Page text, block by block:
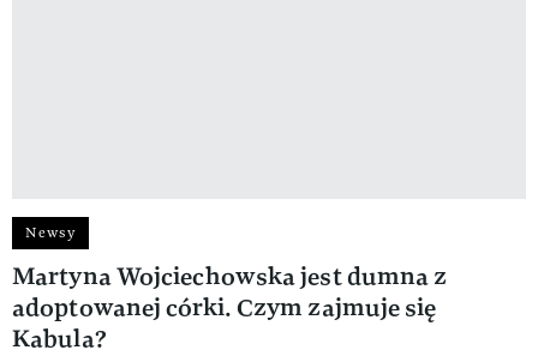
Newsy
Martyna Wojciechowska jest dumna z
adoptowanej córki. Czym zajmuje się
Kabula?